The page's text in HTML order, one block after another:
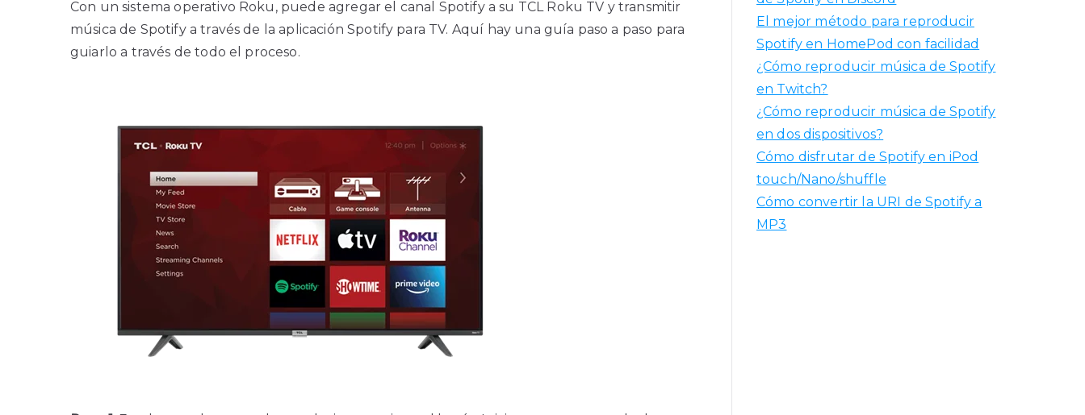
Con un sistema operativo Roku, puede agregar el canal Spotify a su TCL Roku TV y transmitir
música de Spotify a través de la aplicación Spotify para TV. Aquí hay una guía paso a paso para
guiarlo a través de todo el proceso.
El mejor método para reproducir
Spotify en HomePod con facilidad
¿Cómo reproducir música de Spotify
en Twitch?
¿Cómo reproducir música de Spotify
en dos dispositivos?
Cómo disfrutar de Spotify en iPod
touch/Nano/shuffle
Cómo convertir la URI de Spotify a
MP3